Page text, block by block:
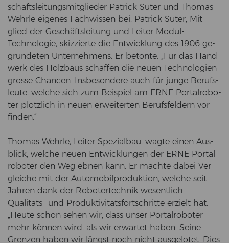
schäfts­lei­tungs­mit­glie­der Pa­trick Suter und Tho­mas
Wehr­le ei­ge­nes Fach­wis­sen bei. Pa­trick Suter, Mit­
glied der Ge­schäfts­lei­tung und Lei­ter Modul-​
Technologie, skiz­zier­te die Ent­wick­lung des 1906 ge­
grün­de­ten Un­ter­neh­mens. Er be­ton­te: „Für das Hand­
werk des Holz­baus schaf­fen die neuen Tech­no­lo­gien
gros­se Chan­cen. Ins­be­son­de­re auch für junge Be­rufs­
leu­te, wel­che sich zum Bei­spiel am ERNE Por­tal­ro­bo­
ter plötz­lich in neuen er­wei­ter­ten Be­rufs­fel­dern vor­
fin­den.“
Tho­mas Wehr­le, Lei­ter Spe­zi­al­bau, wagte einen Aus­
blick, wel­che neuen Ent­wick­lun­gen der ERNE Por­tal­
ro­bo­ter den Weg ebnen kann. Er mach­te dabei Ver­
glei­che mit der Au­to­mo­bil­pro­duk­ti­on, wel­che seit
Jah­ren dank der Ro­bo­ter­tech­nik we­sent­lich
Qualitäts-​ und Pro­duk­ti­vi­täts­fort­schrit­te er­zielt hat.
„Heute schon sehen wir, dass unser Por­tal­ro­bo­ter
mehr kön­nen wird, als wir er­war­tet haben. Seine
Gren­zen haben wir längst noch nicht aus­ge­lo­tet. Dies